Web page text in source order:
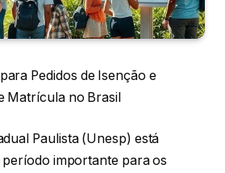
Pedidos de Isenção e
Matrícula no Brasil
Paulista (Unesp) está
importante para os